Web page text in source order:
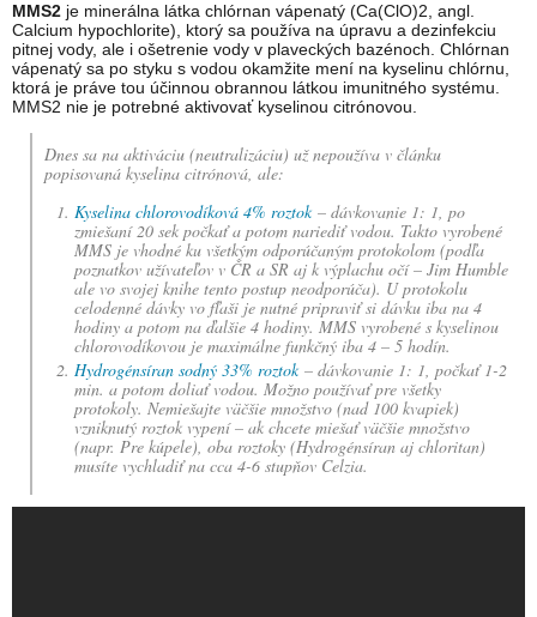
MMS2 je minerálna látka chlórnan vápenatý (Ca(ClO)2, angl.
Calcium hypochlorite), ktorý sa používa na úpravu a dezinfekciu
pitnej vody, ale i ošetrenie vody v plaveckých bazénoch. Chlórnan
vápenatý sa po styku s vodou okamžite mení na kyselinu chlórnu,
ktorá je práve tou účinnou obrannou látkou imunitného systému.
MMS2 nie je potrebné aktivovať kyselinou citrónovou.
Dnes sa na aktiváciu (neutralizáciu) už nepoužíva v článku
popisovaná kyselina citrónová, ale:
Kyselina chlorovodíková 4% roztok– dávkovanie 1: 1, po
zmiešaní 20 sek počkať a potom nariediť vodou. Takto vyrobené
MMS je vhodné ku všetkým odporúčaným protokolom (podľa
poznatkov užívateľov v ČR a SR aj k výplachu očí – Jim Humble
ale vo svojej knihe tento postup neodporúča). U protokolu
celodenné dávky vo fľaši je nutné pripraviť si dávku iba na 4
hodiny a potom na ďalšie 4 hodiny. MMS vyrobené s kyselinou
chlorovodíkovou je maximálne funkčný iba 4 – 5 hodín.
Hydrogénsíran sodný 33% roztok– dávkovanie 1: 1, počkať 1-2
min. a potom doliať vodou. Možno používať pre všetky
protokoly. Nemiešajte väčšie množstvo (nad 100 kvapiek)
vzniknutý roztok vypení – ak chcete miešať väčšie množstvo
(napr. Pre kúpele), oba roztoky (Hydrogénsíran aj chloritan)
musíte vychladiť na cca 4-6 stupňov Celzia.